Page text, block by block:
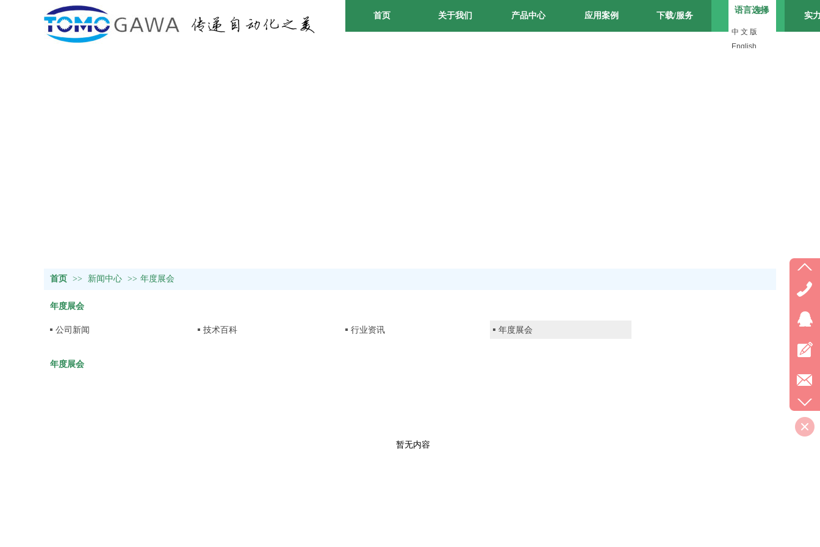
语言选择
更多
中 文 版
English
首页 关于我们 产品中心 应用案例 下载/服务 新闻中心 实
首页 >> 新闻中心 >> 年度展会
年度展会
公司新闻 技术百科 行业资讯 年度展会
年度展会
暂无内容